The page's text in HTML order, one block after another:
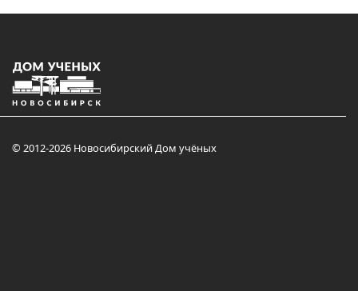
© 2012-2026 Новосибирский Дом учёных